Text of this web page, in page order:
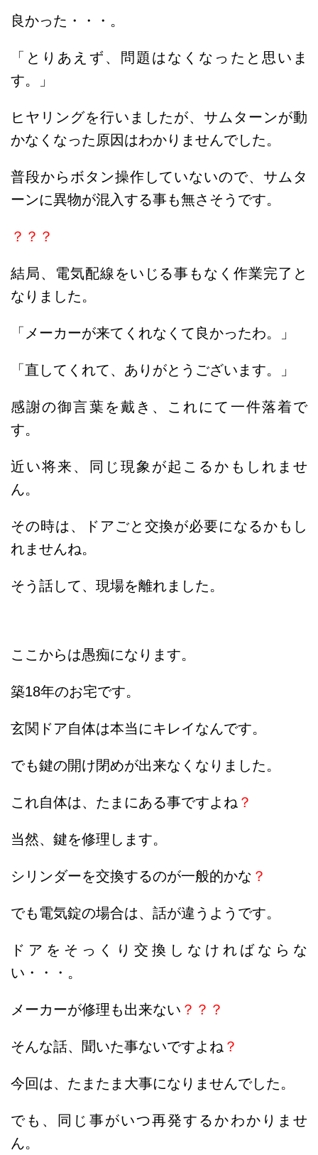
良かった・・・。
「とりあえず、問題はなくなったと思いま
す。」
ヒヤリングを行いましたが、サムターンが動
かなくなった原因はわかりませんでした。
普段からボタン操作していないので、サムタ
ーンに異物が混入する事も無さそうです。
？？？
結局、電気配線をいじる事もなく作業完了と
なりました。
「メーカーが来てくれなくて良かったわ。」
「直してくれて、ありがとうございます。」
感謝の御言葉を戴き、これにて一件落着で
す。
近い将来、同じ現象が起こるかもしれませ
ん。
その時は、ドアごと交換が必要になるかもし
れませんね。
そう話して、現場を離れました。
ここからは愚痴になります。
築18年のお宅です。
玄関ドア自体は本当にキレイなんです。
でも鍵の開け閉めが出来なくなりました。
これ自体は、たまにある事ですよね ？
当然、鍵を修理します。
シリンダーを交換するのが一般的かな ？
でも電気錠の場合は、話が違うようです。
ドアをそっくり交換しなければならな
い・・・。
メーカーが修理も出来ない ？？？
そんな話、聞いた事ないですよね ？
今回は、たまたま大事になりませんでした。
でも、同じ事がいつ再発するかわかりませ
ん。